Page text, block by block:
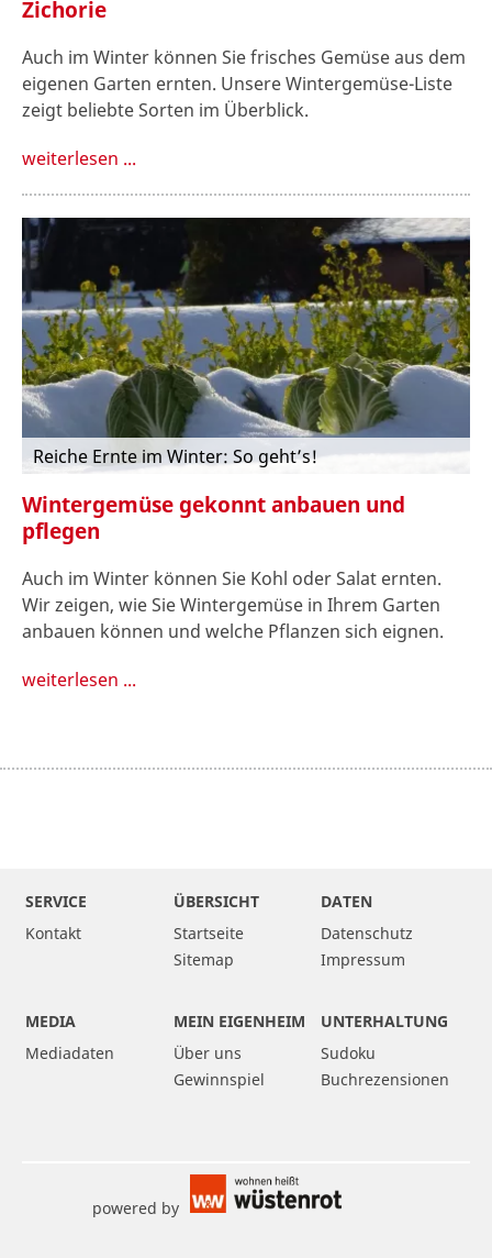
Zichorie
Auch im Winter können Sie frisches Gemüse aus dem
eigenen Garten ernten. Unsere Wintergemüse-Liste
zeigt beliebte Sorten im Überblick.
weiterlesen ...
Reiche Ernte im Winter: So geht’s!
Wintergemüse gekonnt anbauen und
pflegen
Auch im Winter können Sie Kohl oder Salat ernten.
Wir zeigen, wie Sie Wintergemüse in Ihrem Garten
anbauen können und welche Pflanzen sich eignen.
weiterlesen ...
SERVICE
Kontakt
ÜBERSICHT
Startseite
Sitemap
DATEN
Datenschutz
Impressum
MEDIA
Mediadaten
MEIN EIGENHEIM
Über uns
Gewinnspiel
UNTERHALTUNG
Sudoku
Buchrezensionen
powered by